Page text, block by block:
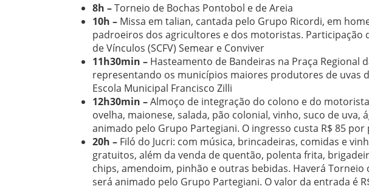
8h –Torneio de Bochas Pontobol e de Areia
10h – Missa em talian, cantada pelo Grupo Ricordi, em
padroeiros dos agricultores e dos motoristas. Participação
de Vínculos (SCFV) Semear e Conviver
11h30min – Hasteamento de Bandeiras na Praça Regional
representando os municípios maiores produtores de uvas
Escola Municipal Francisco Zilli
12h30min –Almoço de integração do colono e do
ovelha, maionese, salada, pão colonial, vinho, suco de uva,
animado pelo Grupo Partegiani. O ingresso custa R$ 85 por
20h – Filó do Jucri: com música, brincadeiras, comidas e
gratuitos, além da venda de quentão, polenta frita,
chips, amendoim, pinhão e outras bebidas. Haverá Torneio
será animado pelo Grupo Partegiani. O valor da entrada é